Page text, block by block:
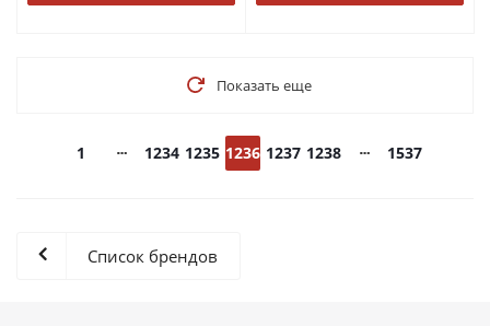
Показать еще
1 1234 1235 1236 1237 1238 1537
Список брендов